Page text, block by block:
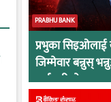
PRABHU BANK
प्रभुका सिइओलाई
जिम्मेवार बन्नुस्
कर्मचारीको